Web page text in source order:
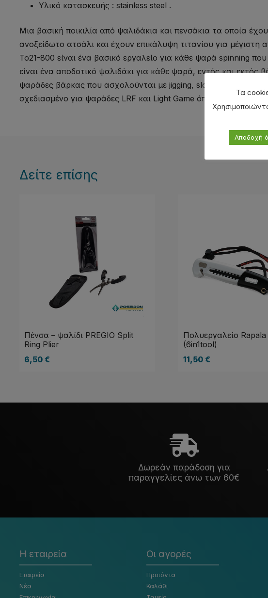
Υλικό κατασκευής : stainless steel .
Μια βασική ποικιλία από ψαλιδάκια και πενσάκια τα οποία
ανοξείδωτο ατσάλι και έχουν επικάλυψη τιτανίου για
Το21-800 είναι ένα βασικό εργαλείο για κάθε ψαρά spinning
είναι ένα αποδοτικό ψαλιδάκι για κάθε ψαρά, εντός και εκτός
ψαράδες βάρκας που ασχολούνται με jigging, slow jigging.
σχεδιασμένο για ψαράδες LRF και Light Game όπου κόβει
Δείτε επίσης
Πένσα – ψαλίδι PREGIO Split
Ring Plier
6,50 €
Πολυεργαλείο Rapala
(6in1tool)
11,50 €
Δωρεάν παράδοση για
παραγγελίες άνω των 60€
Η εταιρεία
Εταιρεία
Νέα
Οι αγορές
Προϊόντα
Καλάθι
Τα
Αποδοχή